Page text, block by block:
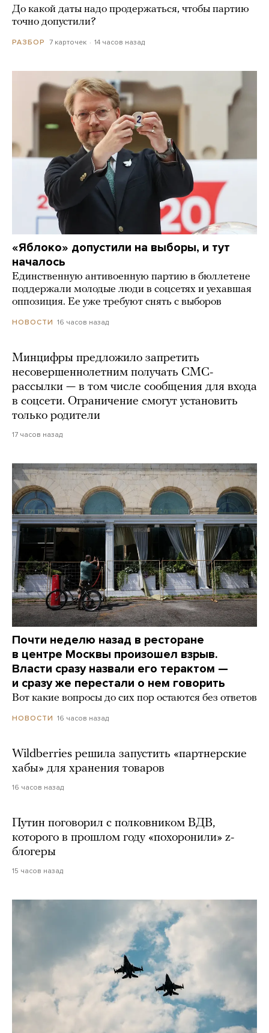
До какой даты надо продержаться, чтобы партию
точно допустили?
РАЗБОР 7 карточек 14 часов назад
«Яблоко» допустили на выборы, и тут
началось
Единственную антивоенную партию в бюллетене
поддержали молодые люди в соцсетях и уехавшая
оппозиция. Ее уже требуют снять с выборов
НОВОСТИ 16 часов назад
Минцифры предложило запретить
несовершеннолетним получать СМС-
рассылки — в том числе сообщения для входа
в соцсети. Ограничение смогут установить
только родители
17 часов назад
Почти неделю назад в ресторане
в центре Москвы произошел взрыв.
Власти сразу назвали его терактом —
и сразу же перестали о нем говорить
Вот какие вопросы до сих пор остаются без ответов
НОВОСТИ 16 часов назад
Wildberries решила запустить «партнерские
хабы» для хранения товаров
16 часов назад
Путин поговорил с полковником ВДВ,
которого в прошлом году «похоронили» z-
блогеры
15 часов назад